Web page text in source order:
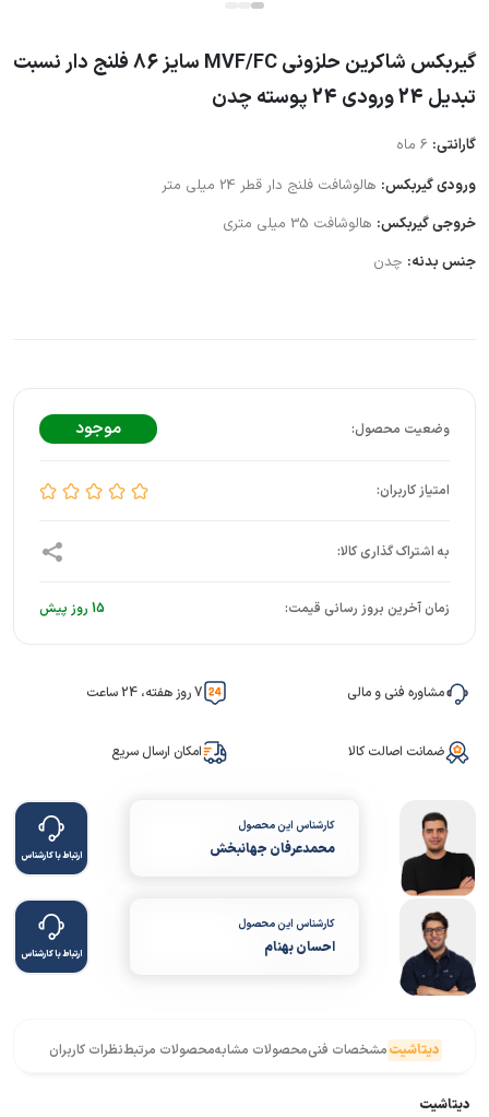
گیربکس شاکرین حلزونی MVF/FC سایز 86 فلنج دار نسبت
تبدیل 24 ورودی 24 پوسته چدن
گارانتی:
ورودی گیربکس: هالوشافت فلنج دار قطر 24 میلی متر
خروجی گیربکس: هالوشافت 35 میلی متری
جنس بدنه: چدن
موجود
زمان آخرین بروز رسانی قیمت: 15 روز پیش
مشاوره فنی و مالی 7 روز هفته، 24 ساعت
ضمانت اصالت کالا امکان ارسال سریع
کارشناس این محصول
محمدعرفان جهانبخش ارتباط با کارشناس
کارشناس این محصول
احسان بهنام ارتباط با کارشناس
دیتاشیتمشخصات فنیمحصولات مشابهمحصولات مرتبطنظرات کاربران
دیتاشیت